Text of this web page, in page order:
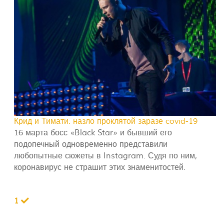
Крид и Тимати: назло проклятой заразе covid-19
16 марта босс «Black Star» и бывший его
подопечный одновременно представили
любопытные сюжеты в Instagram. Судя по ним,
коронавирус не страшит этих знаменитостей.
1